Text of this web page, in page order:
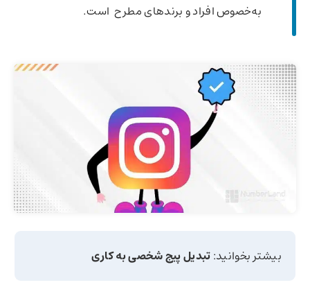
به‌خصوص افراد و برندهای مطرح است.
بیشتر بخوانید:تبدیل پیج شخصی به کاری